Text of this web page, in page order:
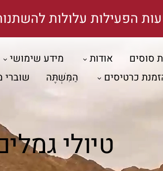
הפעילות עלולות
סוסים אודות מידע שימושי
כרטיסים הַמִּשְׁתֶּה שוברי
טיולי